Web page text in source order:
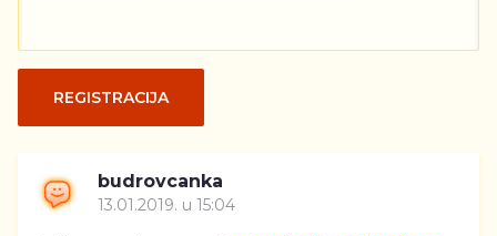
REGISTRACIJA
budrovcanka
13.01.2019. u 15:04